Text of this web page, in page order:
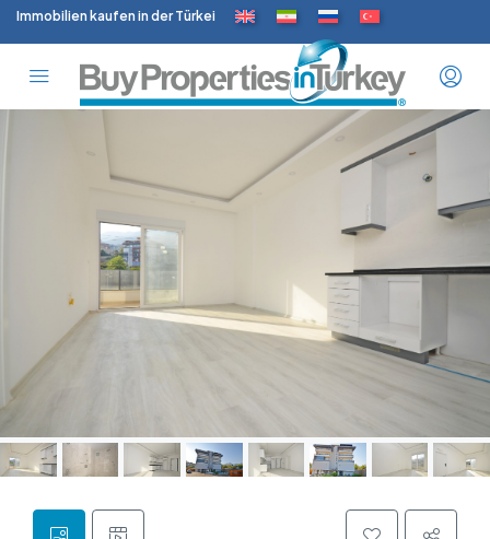
Immobilien kaufen in der Türkei